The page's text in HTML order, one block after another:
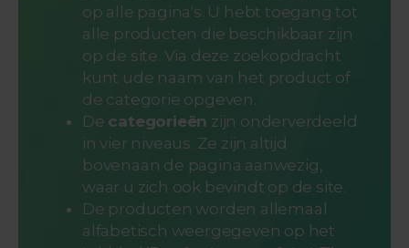
op alle pagina's. U hebt toegang tot
alle producten die beschikbaar zijn
op de site. Via deze zoekopdracht
kunt ude naam van het product of
de categorie opgeven.
De categorieën zijn onderverdeeld
in vier niveaus. Ze zijn altijd
bovenaan de pagina aanwezig,
waar u zich ook bevindt op de site.
De producten worden allemaal
alfabetisch weergegeven op het